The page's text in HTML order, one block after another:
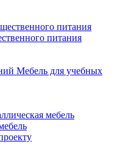
питания
Мебель для учебных
мебель